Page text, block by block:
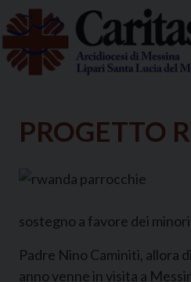
Skip
to
content
PROGETTO
sostegno a favore dei
Padre Nino Caminiti, allora
anno venne in visita a